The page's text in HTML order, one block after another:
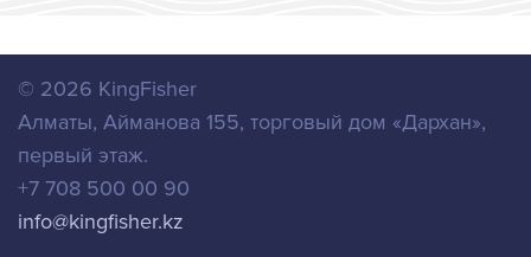
© 2026 KingFisher
Алматы, Айманова 155, торговый дом «Дархан»,
первый этаж.
+7 708 500 00 90
info@kingfisher.kz